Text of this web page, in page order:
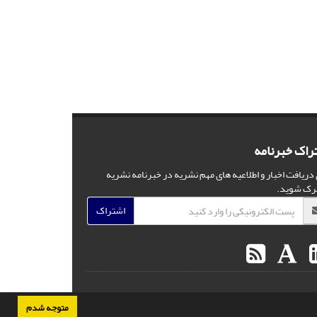
متوجه شدم
خبرنامه
دریافت اخبار و اطلاعیه های مهم نشریه در خبرنامه نشریه
شوید.
اشتراک